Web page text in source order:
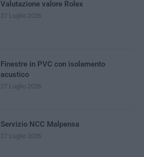
Valutazione valore Rolex
27 Luglio 2026
Finestre in PVC con isolamento
acustico
27 Luglio 2026
Servizio NCC Malpensa
27 Luglio 2026